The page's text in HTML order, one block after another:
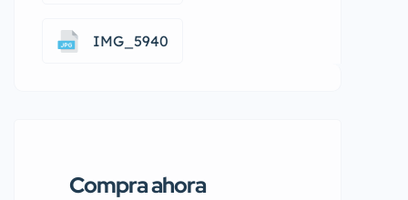
IMG_5940
Compra ahora